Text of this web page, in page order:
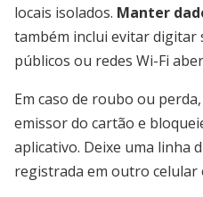
locais isolados. Manter
também inclui evitar digitar
públicos ou redes Wi-Fi
Em caso de roubo ou
emissor do cartão e
aplicativo. Deixe uma linha
registrada em outro celular